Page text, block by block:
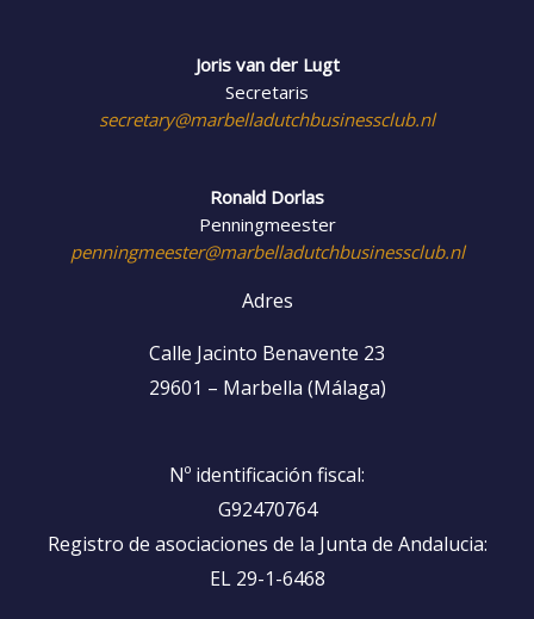
Joris van der Lugt
Secretaris
secretary@marbelladutchbusinessclub.nl
Ronald Dorlas
Penningmeester
penningmeester@marbelladutchbusinessclub.nl
Adres
Calle Jacinto Benavente 23
29601 – Marbella (Málaga)
Nº identificación fiscal:
G92470764
Registro de asociaciones de la Junta de Andalucia:
EL 29-1-6468